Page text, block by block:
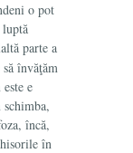
o pot
parte a
învăţăm
e
încă,
în